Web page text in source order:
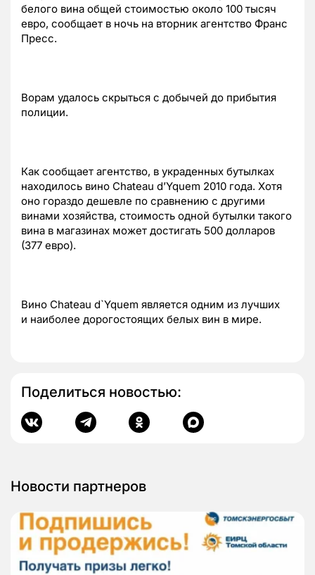
белого вина общей стоимостью около 100 тысяч
евро, сообщает в ночь на вторник агентство Франс
Пресс.
Ворам удалось скрыться с добычей до прибытия
полиции.
Как сообщает агентство, в украденных бутылках
находилось вино Chateau d’Yquem 2010 года. Хотя
оно гораздо дешевле по сравнению с другими
винами хозяйства, стоимость одной бутылки такого
вина в магазинах может достигать 500 долларов
(377 евро).
Вино Chateau d`Yquem является одним из лучших
и наиболее дорогостоящих белых вин в мире.
Поделиться новостью:
Новости партнеров